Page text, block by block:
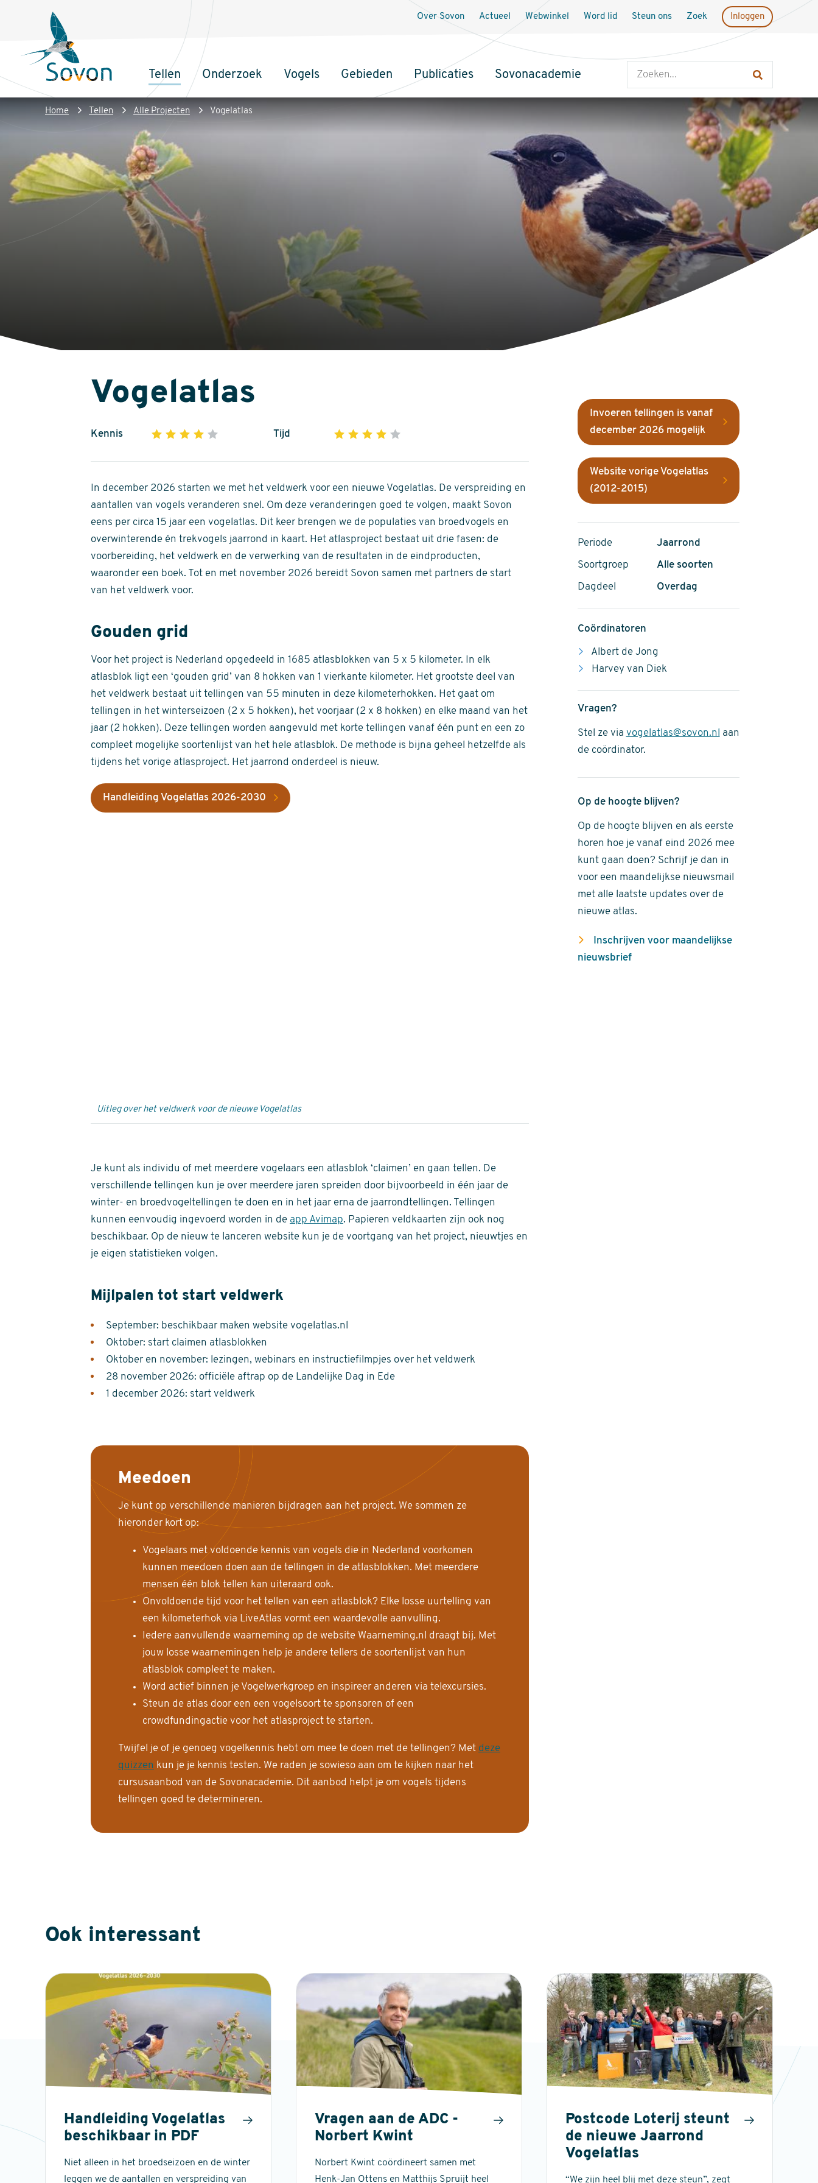
inhoud
Sovon
Homepage
Hoofdnavigatie
Tellen Onderzoek Vogels Gebieden Publicaties Sovonacademie
Over Sovon Actueel Webwinkel Word lid Steun ons Zoek Inloggen
Kruimelpad
Home Tellen Alle Projecten Vogelatlas
Vogelatlas
Kennis 1 2 3 4
of
5
stars
Tijd 1 2 3 4
of
5
stars
In december 2026 starten we met het veldwerk voor een nieuwe Vogelatlas. De verspreiding en
aantallen van vogels veranderen snel. Om deze veranderingen goed te volgen, maakt Sovon
eens per circa 15 jaar een vogelatlas. Dit keer brengen we de populaties van broedvogels en
overwinterende én trekvogels jaarrond in kaart. Het atlasproject bestaat uit drie fasen: de
voorbereiding, het veldwerk en de verwerking van de resultaten in de eindproducten,
waaronder een boek. Tot en met november 2026 bereidt Sovon samen met partners de start
van het veldwerk voor.
Gouden grid
Voor het project is Nederland opgedeeld in 1685 atlasblokken van 5 x 5 kilometer. In elk
atlasblok ligt een ‘gouden grid’ van 8 hokken van 1 vierkante kilometer. Het grootste deel van
het veldwerk bestaat uit tellingen van 55 minuten in deze kilometerhokken. Het gaat om
tellingen in het winterseizoen (2 x 5 hokken), het voorjaar (2 x 8 hokken) en elke maand van het
jaar (2 hokken). Deze tellingen worden aangevuld met korte tellingen vanaf één punt en een zo
compleet mogelijke soortenlijst van het hele atlasblok. De methode is bijna geheel hetzelfde als
tijdens het vorige atlasproject. Het jaarrond onderdeel is nieuw.
Handleiding Vogelatlas 2026-2030
Uitleg over het veldwerk voor de nieuwe Vogelatlas
Je kunt als individu of met meerdere vogelaars een atlasblok ‘claimen’ en gaan tellen. De
verschillende tellingen kun je over meerdere jaren spreiden door bijvoorbeeld in één jaar de
winter- en broedvogeltellingen te doen en in het jaar erna de jaarrondtellingen. Tellingen
kunnen eenvoudig ingevoerd worden in de app Avimap. Papieren veldkaarten zijn ook nog
beschikbaar. Op de nieuw te lanceren website kun je de voortgang van het project, nieuwtjes en
je eigen statistieken volgen.
Mijlpalen tot start veldwerk
September: beschikbaar maken website vogelatlas.nl
Oktober: start claimen atlasblokken
Oktober en november: lezingen, webinars en instructiefilmpjes over het veldwerk
28 november 2026: officiële aftrap op de Landelijke Dag in Ede
1 december 2026: start veldwerk
Meedoen
Je kunt op verschillende manieren bijdragen aan het project. We sommen ze
hieronder kort op:
Vogelaars met voldoende kennis van vogels die in Nederland voorkomen
kunnen meedoen doen aan de tellingen in de atlasblokken. Met meerdere
mensen één blok tellen kan uiteraard ook.
Onvoldoende tijd voor het tellen van een atlasblok? Elke losse uurtelling van
een kilometerhok via LiveAtlas vormt een waardevolle aanvulling.
Iedere aanvullende waarneming op de website Waarneming.nl draagt bij. Met
jouw losse waarnemingen help je andere tellers de soortenlijst van hun
atlasblok compleet te maken.
Word actief binnen je Vogelwerkgroep en inspireer anderen via telexcursies.
Steun de atlas door een een vogelsoort te sponsoren of een
crowdfundingactie voor het atlasproject te starten.
Twijfel je of je genoeg vogelkennis hebt om mee te doen met de tellingen? Met deze
quizzen kun je je kennis testen. We raden je sowieso aan om te kijken naar het
cursusaanbod van de Sovonacademie. Dit aanbod helpt je om vogels tijdens
tellingen goed te determineren.
Invoeren tellingen is vanaf
december 2026 mogelijk
Website vorige Vogelatlas
(2012-2015)
Periode Jaarrond
Soortgroep Alle soorten
Dagdeel Overdag
Coördinatoren
Albert de Jong
Harvey van Diek
Vragen?
Stel ze via vogelatlas@sovon.nl
aan
de coördinator.
Op de hoogte blijven?
Op de hoogte blijven en als eerste
horen hoe je vanaf eind 2026 mee
kunt gaan doen? Schrijf je dan in
voor een maandelijkse nieuwsmail
met alle laatste updates over de
nieuwe atlas.
Inschrijven voor maandelijkse
nieuwsbrief
Ook interessant
Handleiding Vogelatlas
beschikbaar in PDF
Niet alleen in het broedseizoen en de winter
leggen we de aantallen en verspreiding van
Vragen aan de ADC -
Norbert Kwint
Norbert Kwint coördineert samen met
Henk-Jan Ottens en Matthijs Spruijt heel
Postcode Loterij steunt
de nieuwe Jaarrond
Vogelatlas
“We zijn heel blij met deze steun”, zegt